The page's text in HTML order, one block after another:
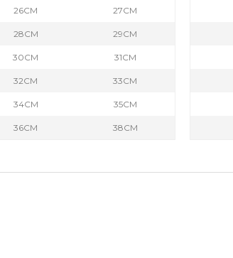
26CM 27CM
28CM 29CM
30CM 31CM
32CM 33CM
34CM 35CM
36CM 38CM